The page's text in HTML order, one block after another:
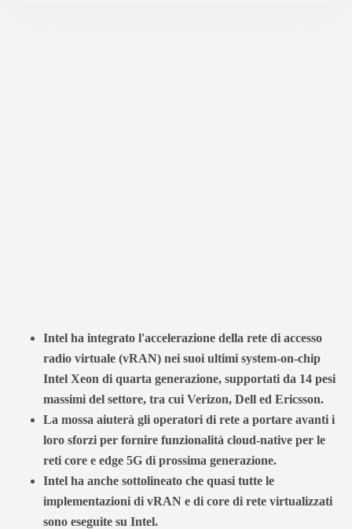
Intel ha integrato l'accelerazione della rete di accesso
radio virtuale (vRAN) nei suoi ultimi system-on-chip
Intel Xeon di quarta generazione, supportati da 14 pesi
massimi del settore, tra cui Verizon, Dell ed Ericsson.
La mossa aiuterà gli operatori di rete a portare avanti i
loro sforzi per fornire funzionalità cloud-native per le
reti core e edge 5G di prossima generazione.
Intel ha anche sottolineato che quasi tutte le
implementazioni di vRAN e di core di rete virtualizzati
sono eseguite su Intel.